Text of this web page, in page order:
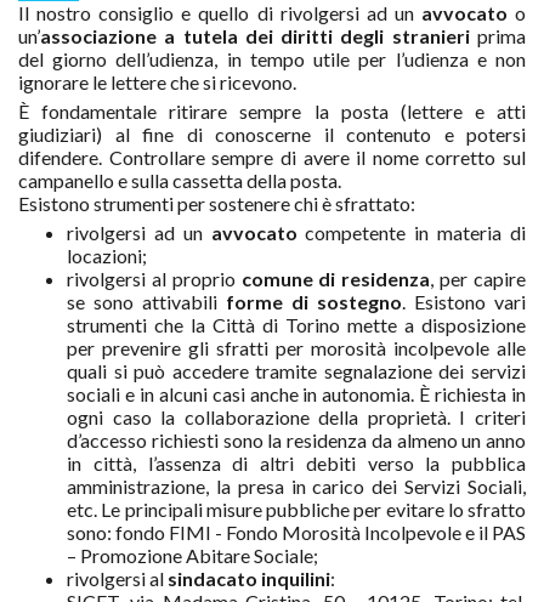
Il nostro consiglio e quello di rivolgersi ad un avvocato o
un’associazione a tutela dei diritti degli stranieriprima
del giorno dell’udienza, in tempo utile per l’udienza e non
ignorare le lettere che si ricevono.
È fondamentale ritirare sempre la posta (lettere e atti
giudiziari) al fine di conoscerne il contenuto e potersi
difendere. Controllare sempre di avere il nome corretto sul
campanello e sulla cassetta della posta.
Esistono strumenti per sostenere chi è sfrattato:
rivolgersi ad un avvocato competente in materia di
locazioni;
rivolgersi al proprio comune di residenza, per capire
se sono attivabili forme di sostegno. Esistono vari
strumenti che la Città di Torino mette a disposizione
per prevenire gli sfratti per morosità incolpevole alle
quali si può accedere tramite segnalazione dei servizi
sociali e in alcuni casi anche in autonomia. È richiesta in
ogni caso la collaborazione della proprietà. I criteri
d’accesso richiesti sono la residenza da almeno un anno
in città, l’assenza di altri debiti verso la pubblica
amministrazione, la presa in carico dei Servizi Sociali,
etc. Le principali misure pubbliche per evitare lo sfratto
sono: fondo FIMI - Fondo Morosità Incolpevole e il PAS
– Promozione Abitare Sociale;
rivolgersi al sindacato inquilini: